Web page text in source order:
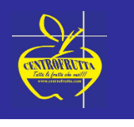
al
contenuto